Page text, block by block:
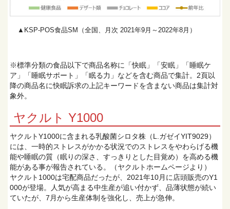
▲KSP-POS食品SM（全国、月次 2021年9月～2022年8月）
※標準分類の食品以下で商品名称に「快眠」「安眠」「睡眠ケ
ア」「睡眠サポート」「眠る力」などを含む商品で集計。2頁以
降の商品名に快眠訴求の上記キーワードを含まない商品は集計対
象外。
ヤクルト Y1000
ヤクルトY1000に含まれる乳酸菌シロタ株（L.ガゼイYIT9029）
には、一時的ストレスがかかる状況でのストレスをやわらげる機
能や睡眠の質（眠りの深さ、すっきりとした目覚め）を高める機
能がある事が報告されている。（ヤクルトホームページより）
ヤクルト1000は宅配商品だったが、2021年10月に店頭販売のY1
000が登場。人気が高まる中生産が追い付かず、品薄状態が続い
ていたが、7月から生産体制を強化し、売上が急伸。